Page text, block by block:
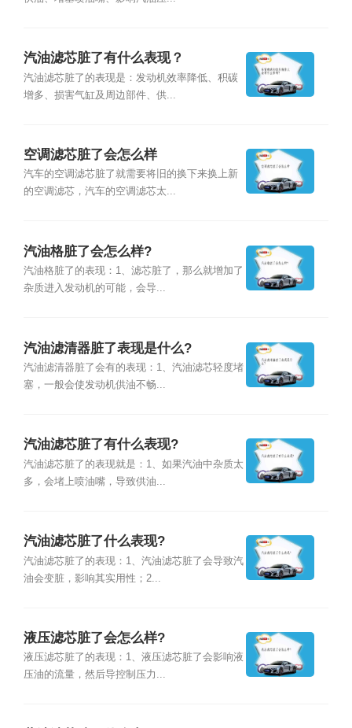
汽油滤芯脏了有什么表现？
汽油滤芯脏了的表现是：发动机效率降低、积碳
增多、损害气缸及周边部件、供...
空调滤芯脏了会怎么样
汽车的空调滤芯脏了就需要将旧的换下来换上新
的空调滤芯，汽车的空调滤芯太...
汽油格脏了会怎么样?
汽油格脏了的表现：1、滤芯脏了，那么就增加了
杂质进入发动机的可能，会导...
汽油滤清器脏了表现是什么?
汽油滤清器脏了会有的表现：1、汽油滤芯轻度堵
塞，一般会使发动机供油不畅...
汽油滤芯脏了有什么表现?
汽油滤芯脏了的表现就是：1、如果汽油中杂质太
多，会堵上喷油嘴，导致供油...
汽油滤芯脏了什么表现?
汽油滤芯脏了的表现：1、汽油滤芯脏了会导致汽
油会变脏，影响其实用性；2...
液压滤芯脏了会怎么样?
液压滤芯脏了的表现：1、液压滤芯脏了会影响液
压油的流量，然后导控制压力...